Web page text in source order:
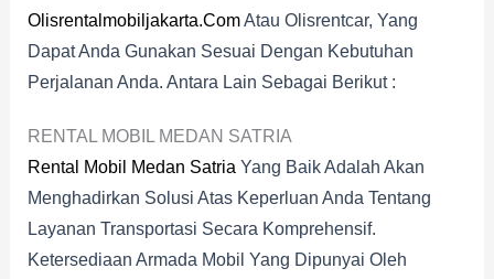
Olisrentalmobiljakarta.comAtau Olisrentcar, Yang
Dapat Anda Gunakan Sesuai Dengan Kebutuhan
Perjalanan Anda. Antara Lain Sebagai Berikut :
RENTAL MOBIL MEDAN SATRIA
Rental Mobil Medan Satria Yang Baik Adalah Akan
Menghadirkan Solusi Atas Keperluan Anda Tentang
Layanan Transportasi Secara Komprehensif.
Ketersediaan Armada Mobil Yang Dipunyai Oleh